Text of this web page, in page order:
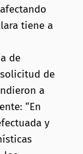
tiene a
de
de
a
“En
y